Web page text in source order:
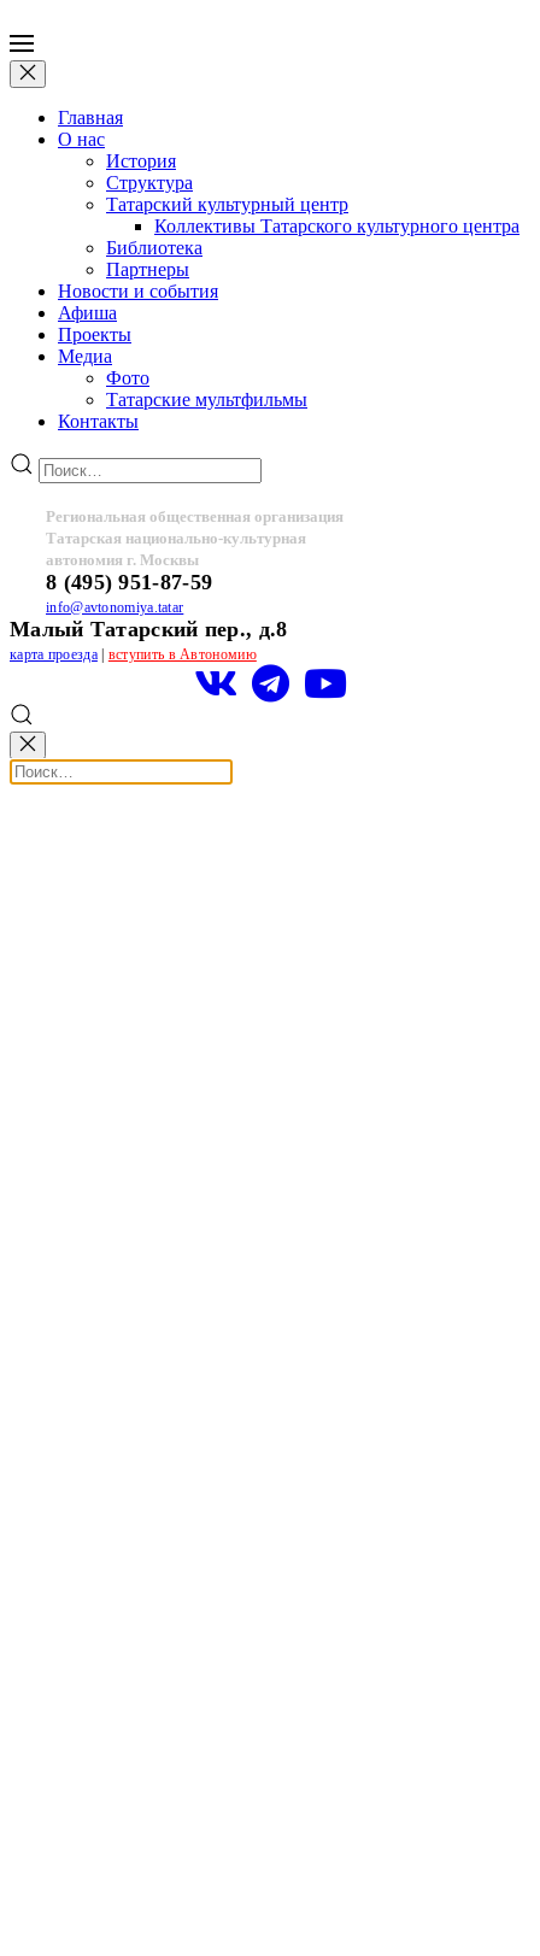
Главная
О нас
История
Структура
Татарский культурный центр
Коллективы Татарского культурного центра
Библиотека
Партнеры
Новости и события
Афиша
Проекты
Медиа
Фото
Татарские мультфильмы
Контакты
Региональная общественная организация
Татарская национально-культурная
автономия г. Москвы
8 (495) 951-87-59
info@avtonomiya.tatar
Малый Татарский пер., д.8
карта проезда| вступить в Автономию